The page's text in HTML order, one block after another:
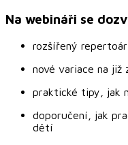
Na webináři se
rozšířený
nové variace na již
praktické tipy, jak
doporučení, jak
dětí